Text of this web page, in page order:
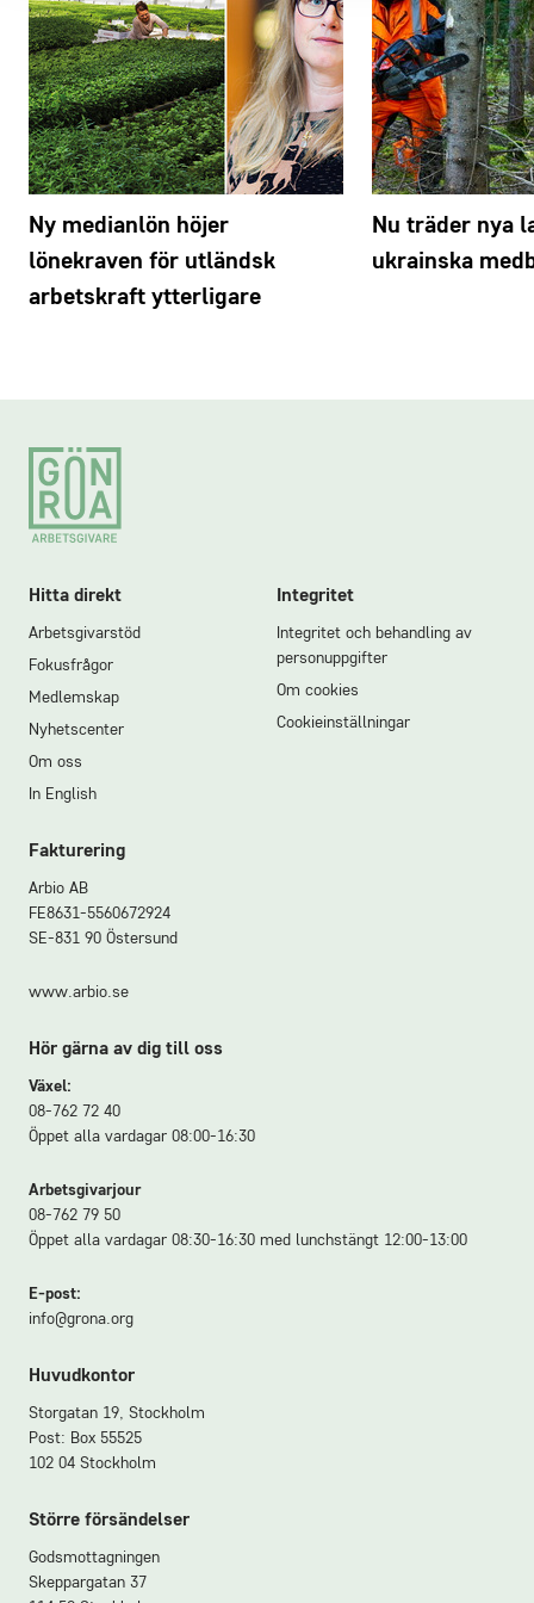
Migrationsverket för ansökan om
arbetstillstånd i Sverige
Här har ingen förändring skett, rådande
regler om anställningsvillkor i nivå med
gällande kollektivavtal gäller fortsatt.
För annan anställningsform än
säsongsanställning gäller fortsatt
lönenivå motsvarande 80 procent av den
svenska medianlönen. För detaljerad
Migrationsverket utfärdar
äkta samt i vilken egenskap
undertecknaren har skrivit på. Varje
legalisering hos UD, det vill säga varje
namnteckning jämte sigill/stämpel på en
handling som ska intygas, kostar 255
kronor. Avgiften betalas på plats med
betal- eller kreditkort. Legalisering sker
fysiskt på plats hos
Malmtorgsgatan 3 A i Stockholm,
angivna tider. På deras hemsida hittar
du all
Utrikesdepartementet
ambassaden i Stockholm
Efter att dokumenten legaliserats hos
Utrikesdepartementet behöver de även
legaliseras hos den thailändska
ambassaden i Stockholm. Detta sker
ambassaden
ochengelska om dokumentet på
med dig följande dokument:
• Dokument som legaliserats hos UD:
thailändska, med underskrift från både
arbetsgivare och arbetstagare. Ska
innehålla information om kollektivavtal
- Försäkringsintyg (liv- och
- Arbetstillståndsbesked utfärdat av
Migrationsverket.
• Övriga dokument:
-Ansökningsformulär för legalisering
utresetillstånd. Detta dokument
benämns (แบบ จง.23).
Förberedelser av resedokument
Arbetstagaren ska ansöka om
visum/inresetillstånd till Sverige.
Resa till Sverige
Ny medianlön höjer
lönekraven för utländsk
arbetskraft ytterligare
Nu träder nya
ukrainska
Footer
Hitta direkt
Arbetsgivarstöd
Fokusfrågor
Medlemskap
Nyhetscenter
Om oss
In English
Integritet
Integritet och behandling av
personuppgifter
Om cookies
Cookieinställningar
Fakturering
Arbio AB
FE8631-5560672924
SE-831 90 Östersund
www.arbio.se
Hör gärna av dig till oss
Växel:
08-762 72 40
Öppet alla vardagar 08:00-16:30
Arbetsgivarjour
08-762 79 50
Öppet alla vardagar 08:30-16:30 med lunchstängt 12:00-13:00
E-post:
info@grona.org
Huvudkontor
Storgatan 19, Stockholm
Post: Box 55525
102 04 Stockholm
Större försändelser
Godsmottagningen
Skeppargatan 37